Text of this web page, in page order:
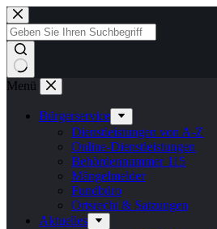
Zum
Inhalt
springen
Keine
Ergebnisse
Menü
Bürgerservice
Dienstleistungen von A-Z
Online-Dienstleistungen
Behördennummer 115
Mängelmelder
Fundbüro
Ortsrecht & Satzungen
Aktuelles